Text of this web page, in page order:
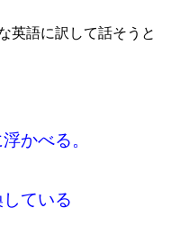
英語に訳して話そうと
かべる。
ている